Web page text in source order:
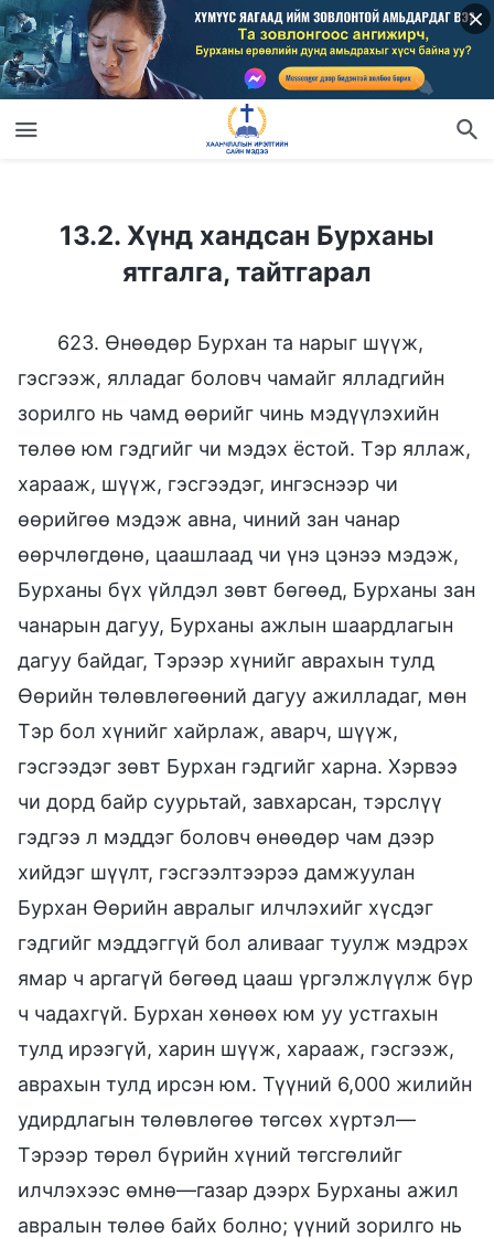
13.2. Хүнд хандсан Бурханы ятгалга, тайтгарал
13.2. Хүнд хандсан Бурханы
ятгалга, тайтгарал
623. Өнөөдөр Бурхан та нарыг шүүж,
гэсгээж, ялладаг боловч чамайг ялладгийн
зорилго нь чамд өөрийг чинь мэдүүлэхийн
төлөө юм гэдгийг чи мэдэх ёстой. Тэр яллаж,
харааж, шүүж, гэсгээдэг, ингэснээр чи
өөрийгөө мэдэж авна, чиний зан чанар
өөрчлөгдөнө, цаашлаад чи үнэ цэнээ мэдэж,
Бурханы бүх үйлдэл зөвт бөгөөд, Бурханы зан
чанарын дагуу, Бурханы ажлын шаардлагын
дагуу байдаг, Тэрээр хүнийг аврахын тулд
Өөрийн төлөвлөгөөний дагуу ажилладаг, мөн
Тэр бол хүнийг хайрлаж, аварч, шүүж,
гэсгээдэг зөвт Бурхан гэдгийг харна. Хэрвээ
чи дорд байр суурьтай, завхарсан, тэрслүү
гэдгээ л мэддэг боловч өнөөдөр чам дээр
хийдэг шүүлт, гэсгээлтээрээ дамжуулан
Бурхан Өөрийн авралыг илчлэхийг хүсдэг
гэдгийг мэддэггүй бол аливааг туулж мэдрэх
ямар ч аргагүй бөгөөд цааш үргэлжлүүлж бүр
ч чадахгүй. Бурхан хөнөөх юм уу устгахын
тулд ирээгүй, харин шүүж, харааж, гэсгээж,
аврахын тулд ирсэн юм. Түүний 6,000 жилийн
удирдлагын төлөвлөгөө төгсөх хүртэл—
Тэрээр төрөл бүрийн хүний төгсгөлийг
илчлэхээс өмнө—газар дээрх Бурханы ажил
авралын төлөө байх болно; үүний зорилго нь